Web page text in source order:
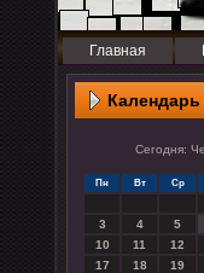
Главная
Календарь
Сегодня:
Пн Вт Ср
3
4 5
10
11 12
17
18 19